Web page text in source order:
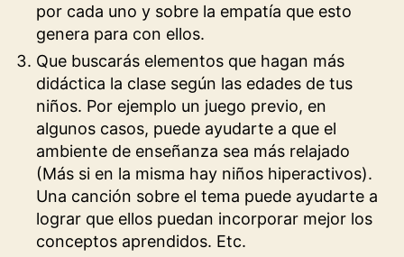
por cada uno y sobre la empatía que esto
genera para con ellos.
Que buscarás elementos que hagan más
didáctica la clase según las edades de tus
niños. Por ejemplo un juego previo, en
algunos casos, puede ayudarte a que el
ambiente de enseñanza sea más relajado
(Más si en la misma hay niños hiperactivos).
Una canción sobre el tema puede ayudarte a
lograr que ellos puedan incorporar mejor los
conceptos aprendidos. Etc.